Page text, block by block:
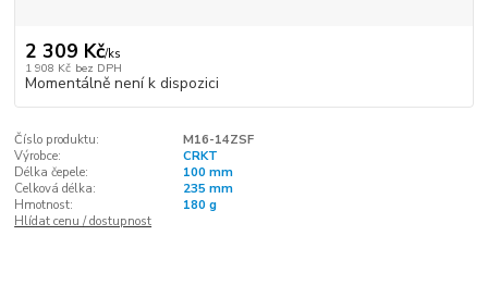
2 309 Kč/ks
1 908 Kč bez DPH
Momentálně není k dispozici
Číslo produktu:
M16-14ZSF
Výrobce:
CRKT
Délka čepele:
100 mm
Celková délka:
235 mm
Hmotnost:
180 g
Hlídat cenu / dostupnost